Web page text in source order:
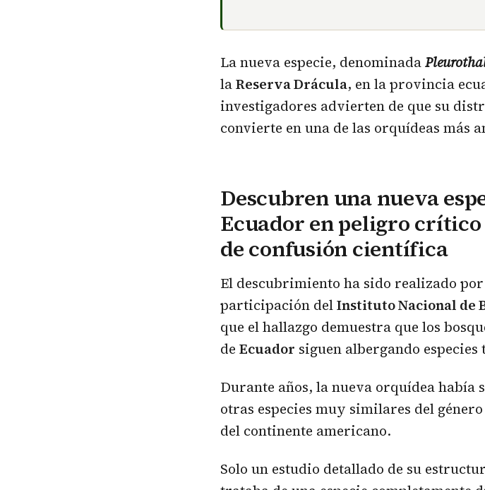
La nueva especie, denominada
laReserva Drácula, en la provincia
investigadores advierten de que su
convierte en una de las orquídeas más
Descubren una nueva
Ecuador en peligro
de confusión científica
El descubrimiento ha sido realizado
participación delInstituto Nacional de
que el hallazgo demuestra que los
de Ecuador siguen albergando
Durante años, la nueva orquídea había
otras especies muy similares del género
del continente americano.
Solo un estudio detallado de su